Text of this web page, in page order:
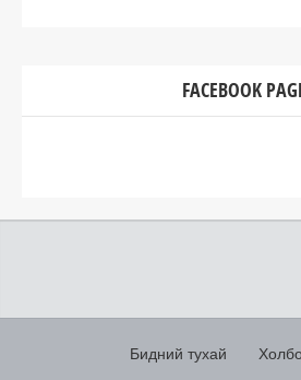
FACEBOOK
Бидний тухай